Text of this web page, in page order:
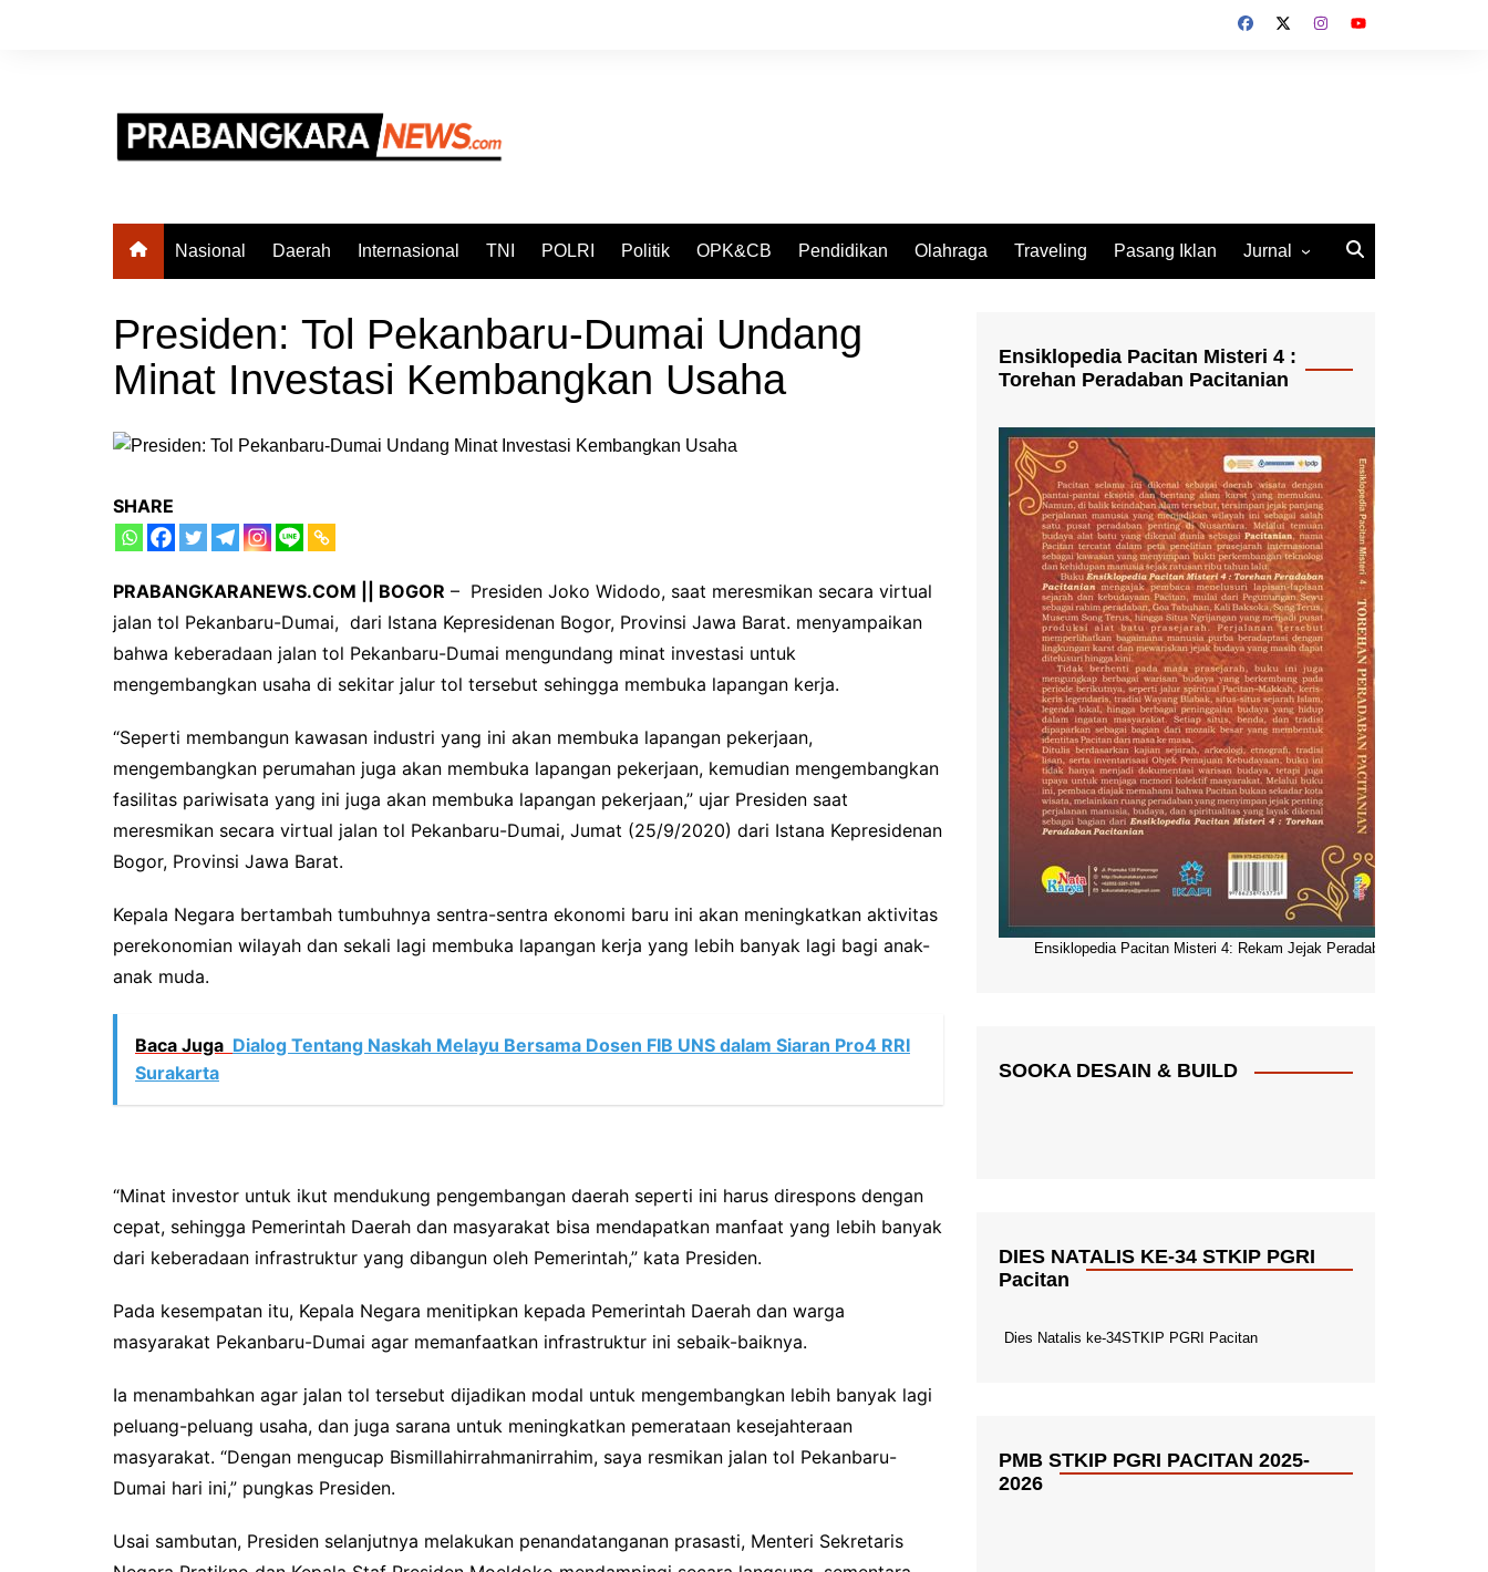
Nasional Daerah Internasional TNI POLRI Politik OPK&CB Pendidikan Olahraga Traveling Pasang Iklan Jurnal
Presiden: Tol Pekanbaru-Dumai Undang
Minat Investasi Kembangkan Usaha
SHARE
PRABANGKARANEWS.COM || BOGOR – Presiden Joko Widodo, saat meresmikan secara virtual
jalan tol Pekanbaru-Dumai, dari Istana Kepresidenan Bogor, Provinsi Jawa Barat. menyampaikan
bahwa keberadaan jalan tol Pekanbaru-Dumai mengundang minat investasi untuk
mengembangkan usaha di sekitar jalur tol tersebut sehingga membuka lapangan kerja.
“Seperti membangun kawasan industri yang ini akan membuka lapangan pekerjaan,
mengembangkan perumahan juga akan membuka lapangan pekerjaan, kemudian mengembangkan
fasilitas pariwisata yang ini juga akan membuka lapangan pekerjaan,” ujar Presiden saat
meresmikan secara virtual jalan tol Pekanbaru-Dumai, Jumat (25/9/2020) dari Istana Kepresidenan
Bogor, Provinsi Jawa Barat.
Kepala Negara bertambah tumbuhnya sentra-sentra ekonomi baru ini akan meningkatkan aktivitas
perekonomian wilayah dan sekali lagi membuka lapangan kerja yang lebih banyak lagi bagi anak-
anak muda.
Baca Juga Dialog Tentang Naskah Melayu Bersama Dosen FIB UNS dalam Siaran Pro4 RRI
Surakarta
“Minat investor untuk ikut mendukung pengembangan daerah seperti ini harus direspons dengan
cepat, sehingga Pemerintah Daerah dan masyarakat bisa mendapatkan manfaat yang lebih banyak
dari keberadaan infrastruktur yang dibangun oleh Pemerintah,” kata Presiden.
Pada kesempatan itu, Kepala Negara menitipkan kepada Pemerintah Daerah dan warga
masyarakat Pekanbaru-Dumai agar memanfaatkan infrastruktur ini sebaik-baiknya.
Ia menambahkan agar jalan tol tersebut dijadikan modal untuk mengembangkan lebih banyak lagi
peluang-peluang usaha, dan juga sarana untuk meningkatkan pemerataan kesejahteraan
masyarakat. “Dengan mengucap Bismillahirrahmanirrahim, saya resmikan jalan tol Pekanbaru-
Dumai hari ini,” pungkas Presiden.
Usai sambutan, Presiden selanjutnya melakukan penandatanganan prasasti, Menteri Sekretaris
Ensiklopedia Pacitan Misteri 4 :
Torehan Peradaban Pacitanian
Ensiklopedia Pacitan Misteri 4: Rekam Jejak Peradaban Dunia
SOOKA DESAIN & BUILD
DIES NATALIS KE-34 STKIP PGRI
Pacitan
Dies Natalis ke-34STKIP PGRI Pacitan
PMB STKIP PGRI PACITAN 2025-
2026